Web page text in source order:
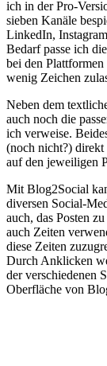
ich in der Pro-
sieben Kanäle
LinkedIn,
Bedarf passe ich
bei den
wenig Zeichen
Neben dem
auch noch die
ich verweise.
(noch nicht?) direkt
auf den jeweiligen
Mit Blog2Social
diversen Social-
auch, das Posten
auch Zeiten
diese Zeiten
Durch Anklicken
der verschiedenen
Oberfläche von